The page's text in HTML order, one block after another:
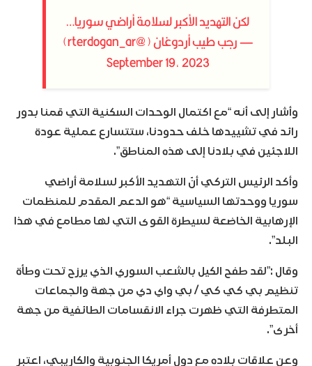
لكن التهديد الأكبر لسلامة أراضي سوريا…
— رجب طيب أردوغان (@rterdogan_ar)
September 19, 2023
وأشار إلى أنه “مع اكتمال الوحدات السكنية التي قمنا بدور
رائد في تشييدها خلف حدودنا، ستتسارع عملية عودة
اللاجئين في بلادنا إلى هذه المناطق”.
وأكد الرئيس التركي أنّ التهديد الأكبر لسلامة أراضي
سوريا ووحدتها السياسية “هو الدعم المقدم للمنظمات
الإرهابية الخاضعة لسيطرة القوى التي لها مطامع في هذا
البلد”.
وقال :”لقد طفح الكيل بالشعب السوري الذي يرزح تحت وطأة
تنظيم بي كي كي / بي واي دي من جهة والجماعات
المتطرفة التي ظهرت جراء الانقسامات الطائفية من جهة
أخرى”.
وعن علاقات بلاده مع دول أمريكا الجنوبية والكاريبي، اعتبر